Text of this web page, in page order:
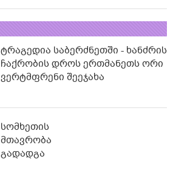
ტრაგედია საბერძნეთში - ხანძრის
ჩაქრობის დროს ერთმანეთს ორი
ვერტმფრენი შეეჯახა
სომხეთის
მთავრობა
გადადგა